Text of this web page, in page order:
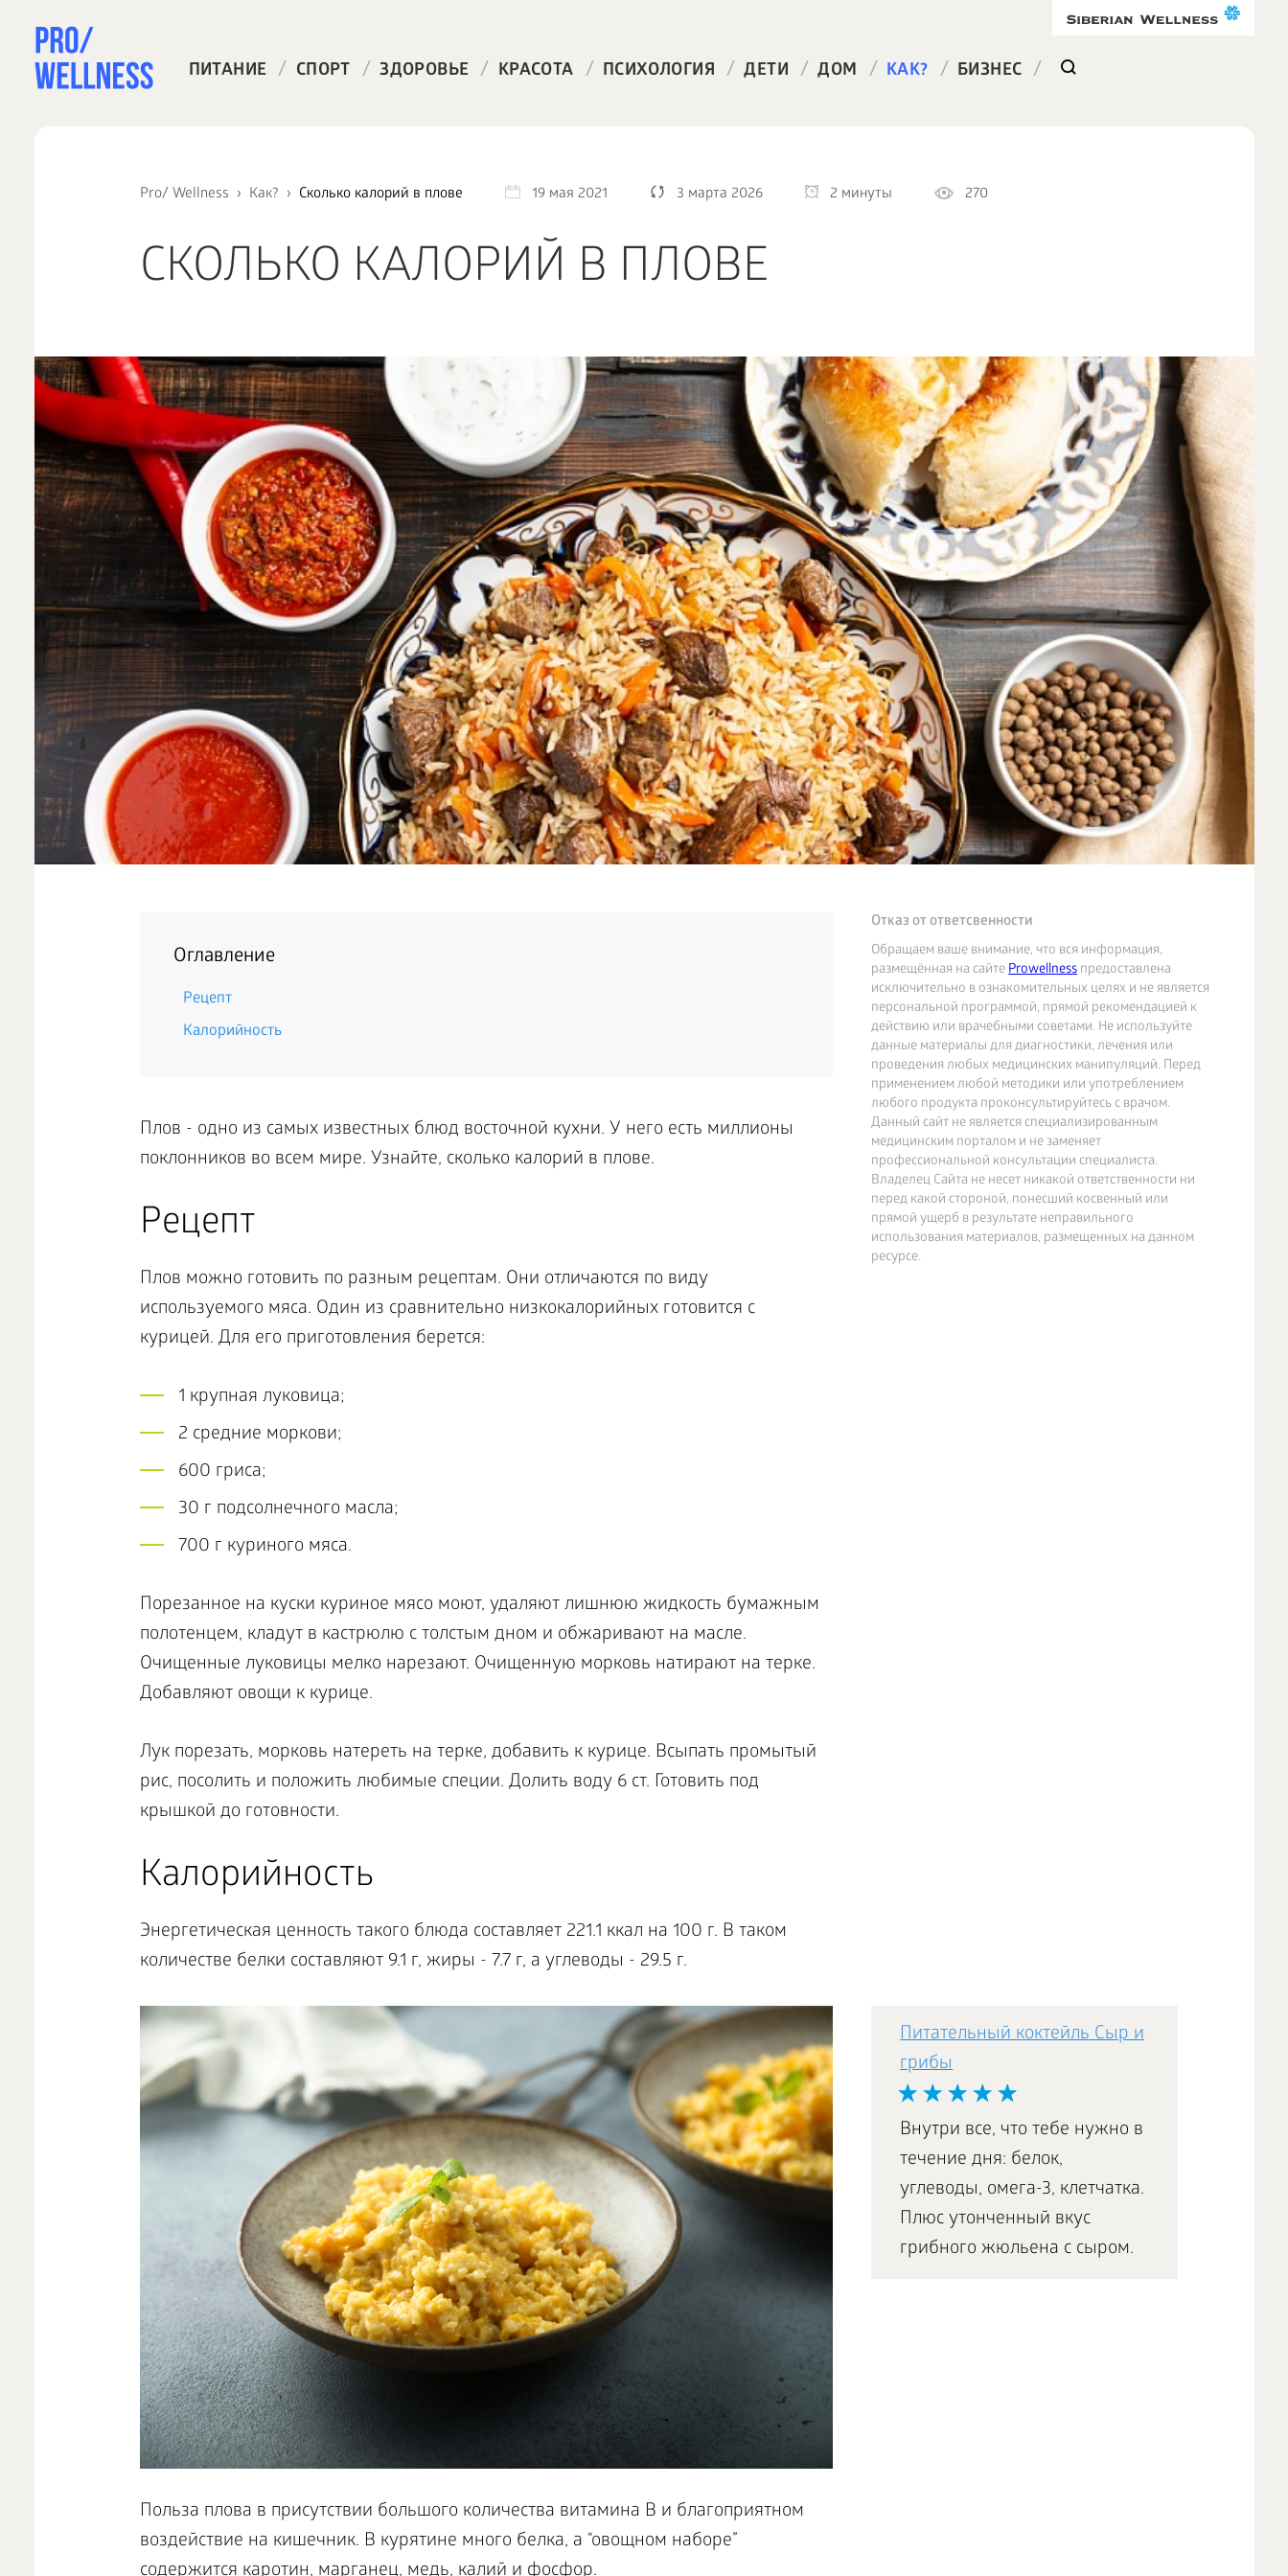
ПИТАНИЕ / СПОРТ / ЗДОРОВЬЕ / КРАСОТА / ПСИХОЛОГИЯ / ДЕТИ / ДОМ / КАК? / БИЗНЕС /
Pro/ Wellness Как? Сколько калорий в плове 19 мая 2021 3 марта 2026 2 минуты 270
СКОЛЬКО КАЛОРИЙ В ПЛОВЕ
Отказ от ответсвенности
Обращаем ваше внимание, что вся информация,
размещённая на сайтеProwellnessпредоставлена
исключительно в ознакомительных целях и не является
персональной программой, прямой рекомендацией к
действию или врачебными советами. Не используйте
данные материалы для диагностики, лечения или
проведения любых медицинских манипуляций. Перед
применением любой методики или употреблением
любого продукта проконсультируйтесь с врачом.
Данный сайт не является специализированным
медицинским порталом и не заменяет
профессиональной консультации специалиста.
Владелец Сайта не несет никакой ответственности ни
перед какой стороной, понесший косвенный или
прямой ущерб в результате неправильного
использования материалов, размещенных на данном
ресурсе.
Оглавление
Рецепт
Калорийность
Плов - одно из самых известных блюд восточной кухни. У него есть миллионы
поклонников во всем мире. Узнайте, сколько калорий в плове.
Рецепт
Плов можно готовить по разным рецептам. Они отличаются по виду
используемого мяса. Один из сравнительно низкокалорийных готовится с
курицей. Для его приготовления берется:
1 крупная луковица;
2 средние моркови;
600 гриса;
30 г подсолнечного масла;
700 г куриного мяса.
Порезанное на куски куриное мясо моют, удаляют лишнюю жидкость бумажным
полотенцем, кладут в кастрюлю с толстым дном и обжаривают на масле.
Очищенные луковицы мелко нарезают. Очищенную морковь натирают на терке.
Добавляют овощи к курице.
Лук порезать, морковь натереть на терке, добавить к курице. Всыпать промытый
рис, посолить и положить любимые специи. Долить воду 6 ст. Готовить под
крышкой до готовности.
Калорийность
Энергетическая ценность такого блюда составляет 221.1 ккал на 100 г. В таком
количестве белки составляют 9.1 г, жиры - 7.7 г, а углеводы - 29.5 г.
Питательный коктейль Сыр и
грибы
Внутри все, что тебе нужно в
течение дня: белок,
углеводы, омега-3, клетчатка.
Плюс утонченный вкус
грибного жюльена с сыром.
Польза плова в присутствии большого количества витамина В и благоприятном
воздействие на кишечник. В курятине много белка, а “овощном наборе”
содержится каротин, марганец, медь, калий и фосфор.